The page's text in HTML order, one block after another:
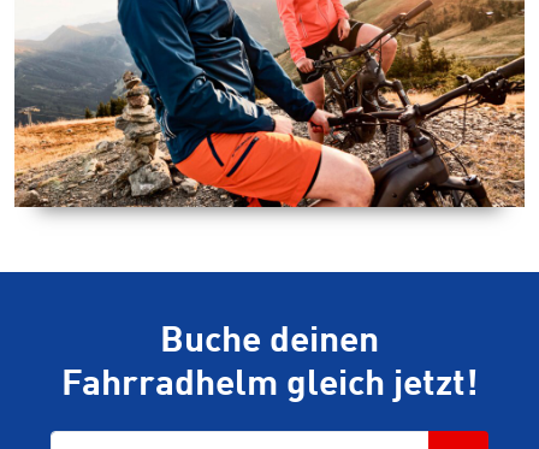
Buche deinen
Fahrradhelm gleich jetzt!